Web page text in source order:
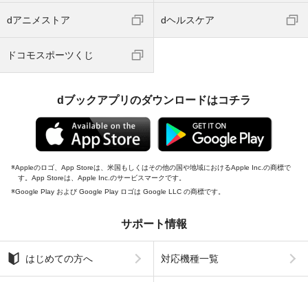
dアニメストア dヘルスケア
ドコモスポーツくじ
dブックアプリのダウンロードはコチラ
Appleのロゴ、App Storeは、米国もしくはその他の国や地域におけるApple Inc.の商標で
す。App Storeは、Apple Inc.のサービスマークです。
Google Play および Google Play ロゴは Google LLC の商標です。
サポート情報
はじめての方へ 対応機種一覧